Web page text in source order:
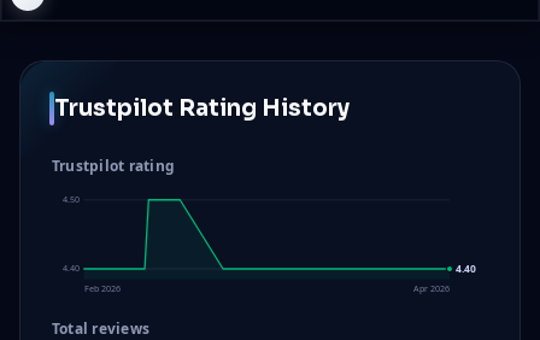
Trustpilot Rating History
Trustpilot rating
4.50
4.40 4.40
Feb 2026 Apr 2026
Total reviews